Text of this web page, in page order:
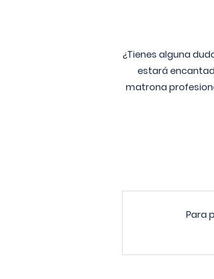
¿Tienes alguna
estará
matrona
Para